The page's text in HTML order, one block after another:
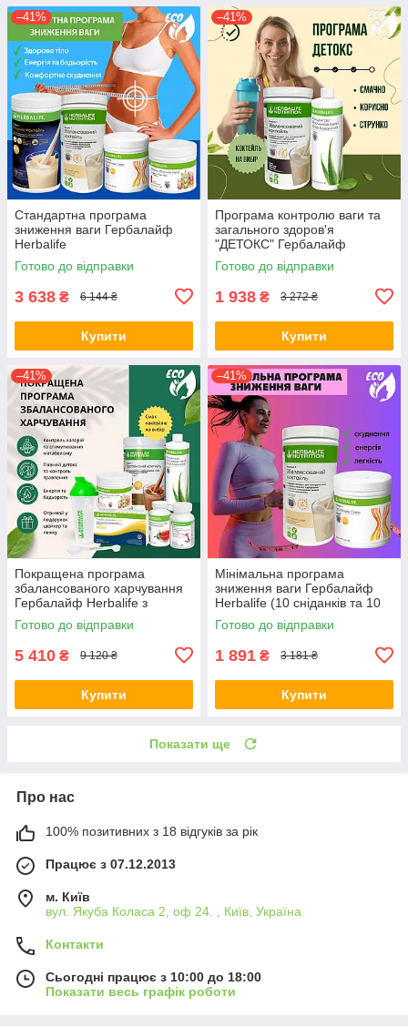
–41%
Стандартна програма
зниження ваги Гербалайф
Herbalife
Готово до відправки
3 638 ₴ 6 144 ₴
Купити
–41%
Програма контролю ваги та
загального здоров'я
"ДЕТОКС" Гербалайф
Herbalife (з коктейлем на
вибір)
Готово до відправки
1 938 ₴ 3 272 ₴
Купити
–41%
Покращена програма
збалансованого харчування
Гербалайф Herbalife з
коктейлем на вибір (+ у
подарунок шейкер та ложка)
Готово до відправки
5 410 ₴ 9 120 ₴
Купити
–41%
Мінімальна програма
зниження ваги Гербалайф
Herbalife (10 сніданків та 10
вечерь)
Готово до відправки
1 891 ₴ 3 181 ₴
Купити
Показати ще
Про нас
100% позитивних з 18 відгуків за рік
Працює з 07.12.2013
м. Київ
вул. Якуба Коласа 2, оф 24. , Київ, Україна
Контакти
Сьогодні працює з 10:00 до 18:00
Показати весь графік роботи